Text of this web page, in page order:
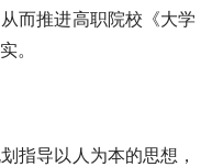
而推进高职院校《大学
。
指导以人为本的思想，